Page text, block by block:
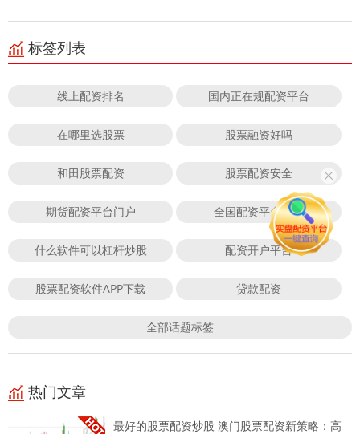
标签列表
线上配资排名 国内正在规配资平台
在哪里选股票 股票融资好吗
和田股票配资 股票配资安全
期货配资平台门户 全国配资平台排名
什么软件可以杠杆炒股 配资开户平台
股票配资软件APP下载 贷款配资
全部话题标签
热门文章
最好的股票配资炒股 澳门股票配资新策略：高